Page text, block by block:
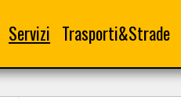
Servizi Trasporti&Strade